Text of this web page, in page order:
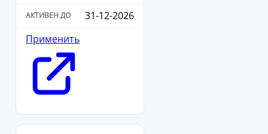
31-12-2026
Применить